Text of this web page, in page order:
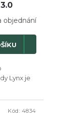
objednání
Lynx je
Kód: 4834